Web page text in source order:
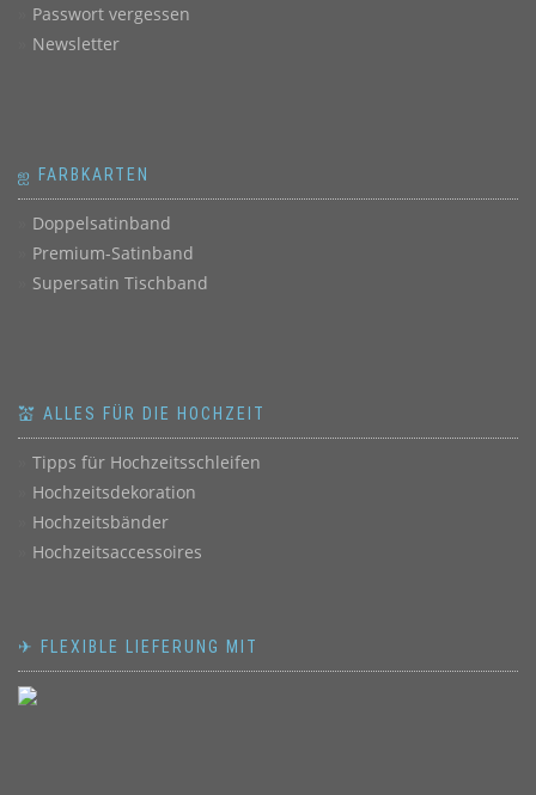
Passwort vergessen
Newsletter
ஐ FARBKARTEN
Doppelsatinband
Premium-Satinband
Supersatin Tischband
💒 ALLES FÜR DIE HOCHZEIT
Tipps für Hochzeitsschleifen
Hochzeitsdekoration
Hochzeitsbänder
Hochzeitsaccessoires
✈ FLEXIBLE LIEFERUNG MIT